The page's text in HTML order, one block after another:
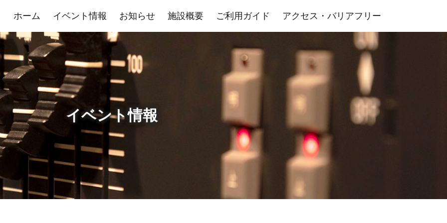
ホーム イベント情報 お知らせ 施設概要
展示室 控室・その他
ご利用ガイド アクセス・バリアフリー
イベント情報